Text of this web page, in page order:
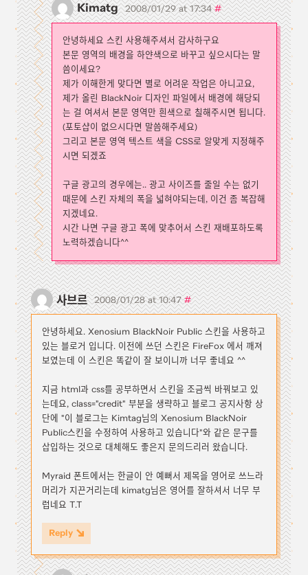
Kimatg 2008/01/29 at 17:34#
안녕하세요 스킨 사용해주셔서 감사하구요
본문 영역의 배경을 하얀색으로 바꾸고 싶으시다는 말
씀이세요?
제가 이해한게 맞다면 별로 어려운 작업은 아니고요,
제가 올린 BlackNoir 디자인 파일에서 배경에 해당되
는 걸 여셔서 본문 영역만 흰색으로 칠해주시면 됩니다.
(포토샵이 없으시다면 말씀해주세요)
그리고 본문 영역 텍스트 색을 CSS로 알맞게 지정해주
시면 되겠죠
구글 광고의 경우에는.. 광고 사이즈를 줄일 수는 없기
때문에 스킨 자체의 폭을 넓혀야되는데, 이건 좀 복잡해
지겠네요.
시간 나면 구글 광고 폭에 맞추어서 스킨 재배포하도록
노력하겠습니다^^
사브르 2008/01/28 at 10:47#
안녕하세요. Xenosium BlackNoir Public 스킨을 사용하고
있는 블로거 입니다. 이전에 쓰던 스킨은 FireFox 에서 깨져
보였는데 이 스킨은 똑같이 잘 보이니까 너무 좋네요 ^^
지금 html과 css를 공부하면서 스킨을 조금씩 바꿔보고 있
는데요, class="credit" 부분을 생략하고 블로그 공지사항 상
단에 "이 블로그는 Kimtag님의 Xenosium BlackNoir
Public스킨을 수정하여 사용하고 있습니다"와 같은 문구를
삽입하는 것으로 대체해도 좋은지 문의드리러 왔습니다.
Myraid 폰트에서는 한글이 안 예뻐서 제목을 영어로 쓰느라
머리가 지끈거리는데 kimatg님은 영어를 잘하셔서 너무 부
럽네요 T.T
Reply